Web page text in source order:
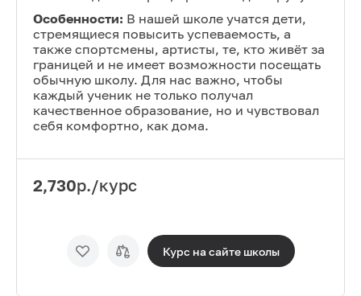
Особенности: В нашей школе учатся дети,
стремящиеся повысить успеваемость, а
также спортсмены, артисты, те, кто живёт за
границей и не имеет возможности посещать
обычную школу. Для нас важно, чтобы
каждый ученик не только получал
качественное образование, но и чувствовал
себя комфортно, как дома.
2,730р./курс
Курс на сайте школы